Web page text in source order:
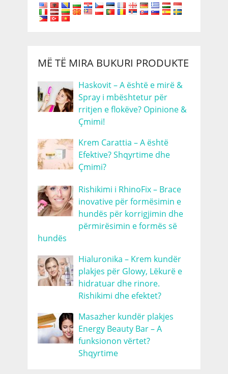
MË TË MIRA BUKURI PRODUKTE
Haskovit – A është e mirë &
Spray i mbështetur për
rritjen e flokëve? Opinione &
Çmimi!
Krem Carattia – A është
Efektive? Shqyrtime dhe
Çmimi?
Rishikimi i RhinoFix – Brace
inovative për formësimin e
hundës për korrigjimin dhe
përmirësimin e formës së
hundës
Hialuronika – Krem kundër
plakjes për Glowy, Lëkurë e
hidratuar dhe rinore.
Rishikimi dhe efektet?
Masazher kundër plakjes
Energy Beauty Bar – A
funksionon vërtet?
Shqyrtime